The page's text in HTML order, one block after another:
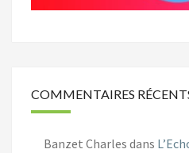
COMMENTAIRES
Banzet Charles dans